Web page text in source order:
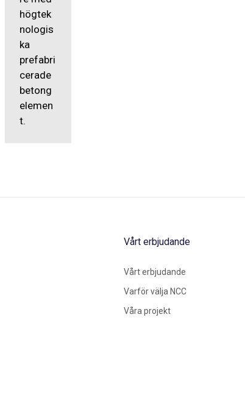
högtek
nologis
ka
prefabri
cerade
betong
elemen
t.
Vårt erbjudande
Vårt erbjudande
Varför välja NCC
Våra projekt